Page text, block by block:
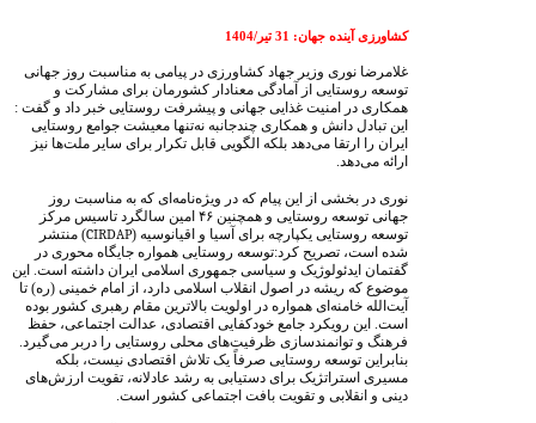
کشاورزی آینده جهان: 31 تیر/1404
غلامرضا نوری وزیر جهاد کشاورزی در پیامی به مناسبت روز جهانی
توسعه روستایی از آمادگی معنادار کشورمان برای مشارکت و
همکاری در امنیت غذایی جهانی و پیشرفت روستایی خبر داد و گفت :
این تبادل دانش و همکاری چندجانبه نه‌تنها معیشت جوامع روستایی
ایران را ارتقا می‌دهد بلکه الگویی قابل تکرار برای سایر ملت‌ها نیز
ارائه می‌دهد.
نوری در بخشی از این پیام که در ویژه‌نامه‌ای که به مناسبت روز
جهانی توسعه روستایی و همچنین ۴۶ امین سالگرد تاسیس مرکز
توسعه روستایی یکپارچه برای آسیا و اقیانوسیه (CIRDAP) منتشر
شده است، تصریح کرد:توسعه روستایی همواره جایگاه محوری در
گفتمان ایدئولوژیک و سیاسی جمهوری اسلامی ایران داشته است. این
موضوع که ریشه در اصول انقلاب اسلامی دارد، از امام خمینی (ره) تا
آیت‌الله خامنه‌ای همواره در اولویت بالاترین مقام رهبری کشور بوده
است. این رویکرد جامع خودکفایی اقتصادی، عدالت اجتماعی، حفظ
فرهنگ و توانمندسازی ظرفیت‌های محلی روستایی را دربر می‌گیرد.
بنابراین توسعه روستایی صرفاً یک تلاش اقتصادی نیست، بلکه
مسیری استراتژیک برای دستیابی به رشد عادلانه، تقویت ارزش‌های
دینی و انقلابی و تقویت بافت اجتماعی کشور است.